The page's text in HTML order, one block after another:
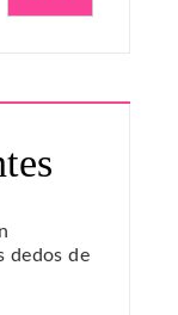
dedos de